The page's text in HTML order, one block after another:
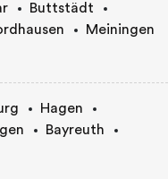
Buttstädt
Meiningen
Hagen
Bayreuth